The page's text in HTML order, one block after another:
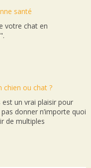
santé
votre chat en
chien ou chat ?
un vrai plaisir pour
donner n’importe quoi
de multiples